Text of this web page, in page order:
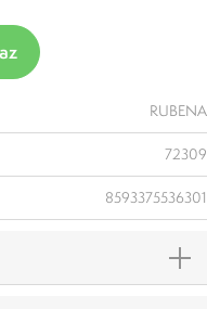
RUBENA
72309
8593375536301